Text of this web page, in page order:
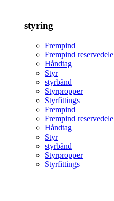
styring
Frempind
Frempind reservedele
Håndtag
Styr
styrbånd
Styrpropper
Styrfittings
Frempind
Frempind reservedele
Håndtag
Styr
styrbånd
Styrpropper
Styrfittings